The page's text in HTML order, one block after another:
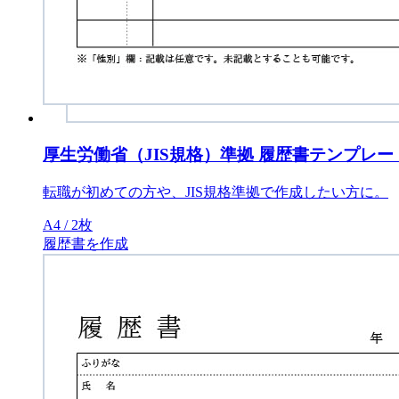
厚生労働省（JIS規格）準拠 履歴書テンプレー
転職が初めての方や、JIS規格準拠で作成したい方に。
A4 / 2枚
履歴書を作成